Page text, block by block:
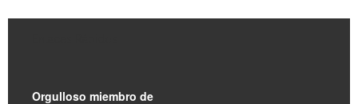
Orgulloso miembro de